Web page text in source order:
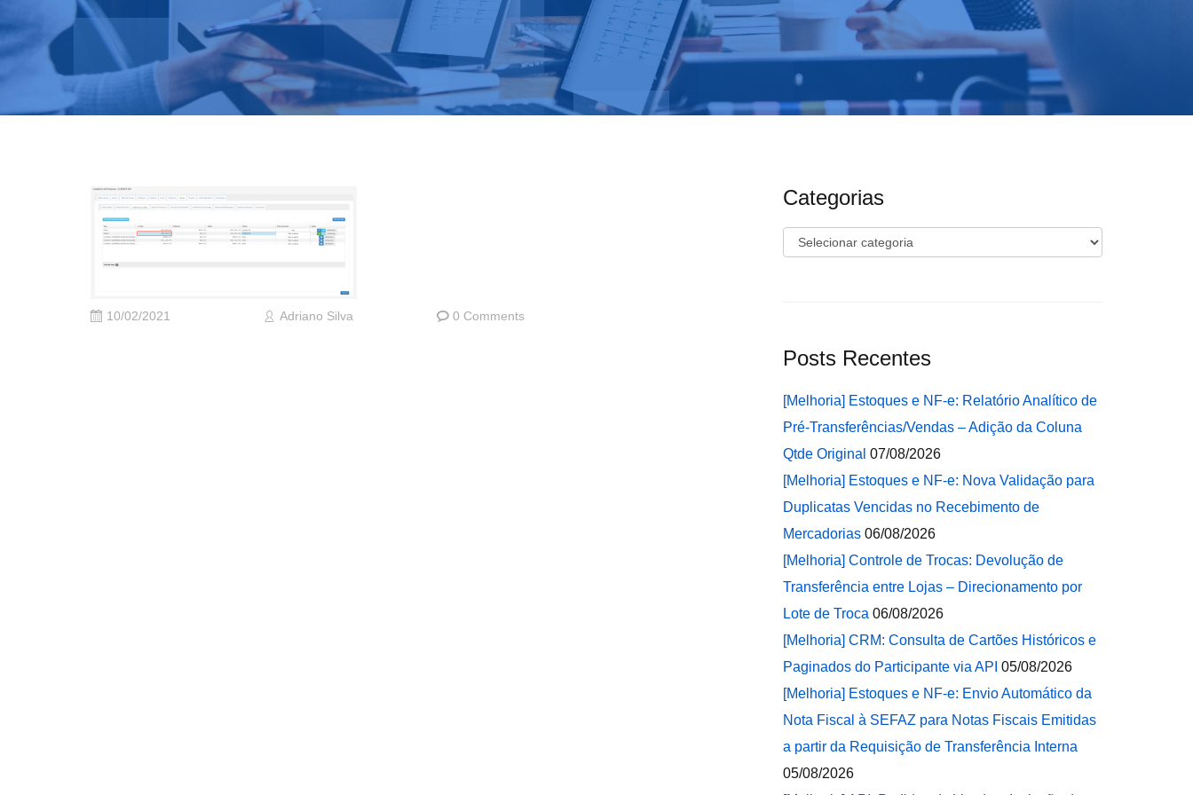
10/02/2021 Adriano Silva 0 Comments
Categorias
Categorias
Posts Recentes
[Melhoria] Estoques e NF-e: Relatório Analítico de
Pré-Transferências/Vendas – Adição da Coluna
Qtde Original 07/08/2026
[Melhoria] Estoques e NF-e: Nova Validação para
Duplicatas Vencidas no Recebimento de
Mercadorias 06/08/2026
[Melhoria] Controle de Trocas: Devolução de
Transferência entre Lojas – Direcionamento por
Lote de Troca 06/08/2026
[Melhoria] CRM: Consulta de Cartões Históricos e
Paginados do Participante via API 05/08/2026
[Melhoria] Estoques e NF-e: Envio Automático da
Nota Fiscal à SEFAZ para Notas Fiscais Emitidas
a partir da Requisição de Transferência Interna
05/08/2026